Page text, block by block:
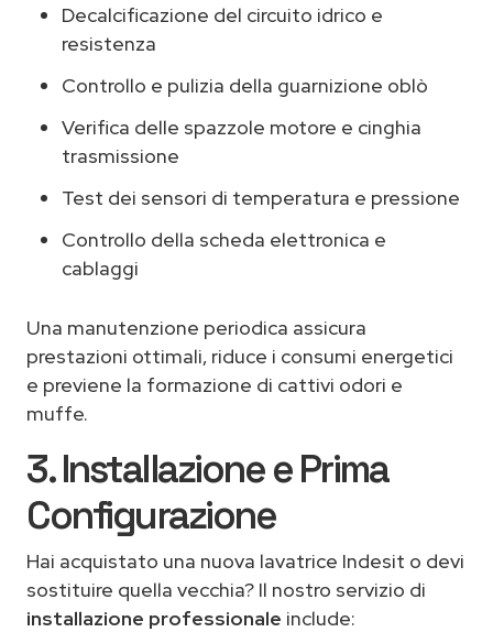
Decalcificazione del circuito idrico e
resistenza
Controllo e pulizia della guarnizione oblò
Verifica delle spazzole motore e cinghia
trasmissione
Test dei sensori di temperatura e pressione
Controllo della scheda elettronica e
cablaggi
Una manutenzione periodica assicura
prestazioni ottimali, riduce i consumi energetici
e previene la formazione di cattivi odori e
muffe.
3. Installazione e Prima
Configurazione
Hai acquistato una nuova lavatrice Indesit o devi
sostituire quella vecchia? Il nostro servizio di
installazione professionale include: